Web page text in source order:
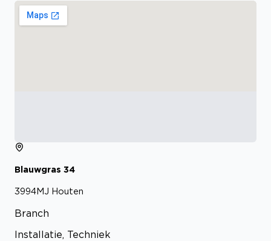
Blauwgras 34
3994MJ Houten
Branch
Installatie, Techniek